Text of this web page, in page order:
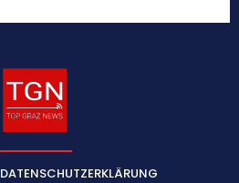
DATENSCHUTZERKLÄRUNG